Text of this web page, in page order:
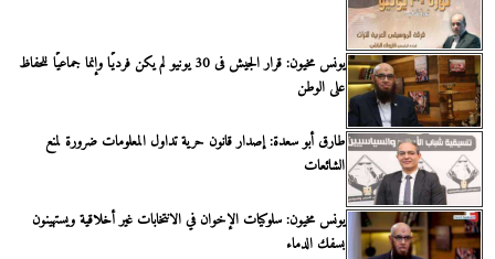
يونس مخيون: قرار الجيش فى 30 يونيو لم يكن فرديًا وإنما جماعيًا للحفاظ
على الوطن
طارق أبو سعدة: إصدار قانون حرية تداول المعلومات ضرورة لمنع
الشائعات
يونس مخيون: سلوكيات الإخوان في الانتخابات غير أخلاقية ويستهينون
بسفك الدماء